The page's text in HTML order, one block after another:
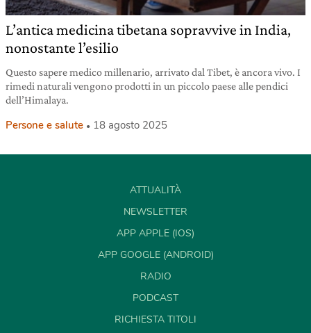
L’antica medicina tibetana sopravvive in India,
nonostante l’esilio
Questo sapere medico millenario, arrivato dal Tibet, è ancora vivo. I
rimedi naturali vengono prodotti in un piccolo paese alle pendici
dell’Himalaya.
Persone e salute 18 agosto 2025
ATTUALITÀ
NEWSLETTER
APP APPLE (IOS)
APP GOOGLE (ANDROID)
RADIO
PODCAST
RICHIESTA TITOLI